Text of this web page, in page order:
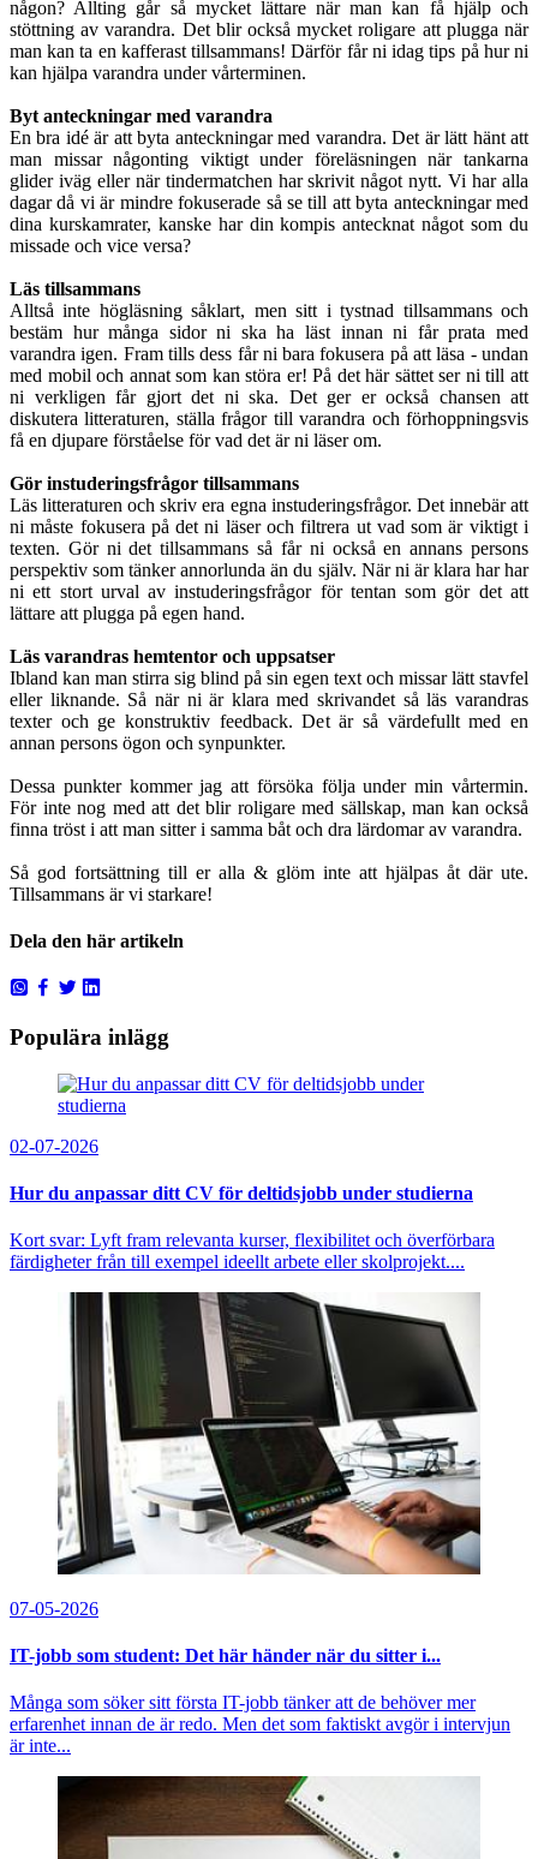
någon? Allting går så mycket lättare när man kan få hjälp och
stöttning av varandra. Det blir också mycket roligare att plugga när
man kan ta en kafferast tillsammans! Därför får ni idag tips på hur ni
kan hjälpa varandra under vårterminen.
Byt anteckningar med varandra
En bra idé är att byta anteckningar med varandra. Det är lätt hänt att
man missar någonting viktigt under föreläsningen när tankarna
glider iväg eller när tindermatchen har skrivit något nytt. Vi har alla
dagar då vi är mindre fokuserade så se till att byta anteckningar med
dina kurskamrater, kanske har din kompis antecknat något som du
missade och vice versa?
Läs tillsammans
Alltså inte högläsning såklart, men sitt i tystnad tillsammans och
bestäm hur många sidor ni ska ha läst innan ni får prata med
varandra igen. Fram tills dess får ni bara fokusera på att läsa - undan
med mobil och annat som kan störa er! På det här sättet ser ni till att
ni verkligen får gjort det ni ska. Det ger er också chansen att
diskutera litteraturen, ställa frågor till varandra och förhoppningsvis
få en djupare förståelse för vad det är ni läser om.
Gör instuderingsfrågor tillsammans
Läs litteraturen och skriv era egna instuderingsfrågor. Det innebär att
ni måste fokusera på det ni läser och filtrera ut vad som är viktigt i
texten. Gör ni det tillsammans så får ni också en annans persons
perspektiv som tänker annorlunda än du själv. När ni är klara har har
ni ett stort urval av instuderingsfrågor för tentan som gör det att
lättare att plugga på egen hand.
Läs varandras hemtentor och uppsatser
Ibland kan man stirra sig blind på sin egen text och missar lätt stavfel
eller liknande. Så när ni är klara med skrivandet så läs varandras
texter och ge konstruktiv feedback. Det är så värdefullt med en
annan persons ögon och synpunkter.
Dessa punkter kommer jag att försöka följa under min vårtermin.
För inte nog med att det blir roligare med sällskap, man kan också
finna tröst i att man sitter i samma båt och dra lärdomar av varandra.
Så god fortsättning till er alla & glöm inte att hjälpas åt där ute.
Tillsammans är vi starkare!
Dela den här artikeln
Populära inlägg
02-07-2026
Hur du anpassar ditt CV för deltidsjobb under studierna
Kort svar: Lyft fram relevanta kurser, flexibilitet och överförbara
färdigheter från till exempel ideellt arbete eller skolprojekt....
07-05-2026
IT-jobb som student: Det här händer när du sitter i...
Många som söker sitt första IT-jobb tänker att de behöver mer
erfarenhet innan de är redo. Men det som faktiskt avgör i intervjun
är inte...